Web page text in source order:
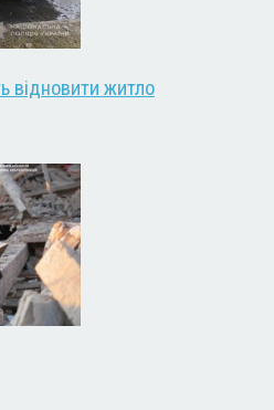
відновити житло